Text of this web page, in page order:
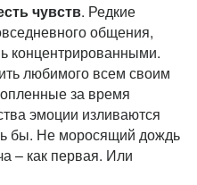
чувств. Редкие
общения,
концентрированными.
любимого всем своим
за время
эмоции изливаются
бы. Не моросящий дождь
– как первая. Или